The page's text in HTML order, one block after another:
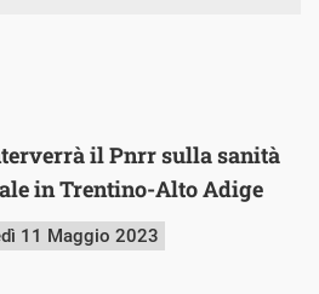
il Pnrr sulla sanità
in Trentino-Alto Adige
11 Maggio 2023